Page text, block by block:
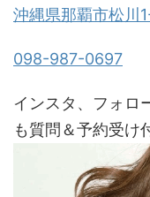
沖縄県那覇市松川
098-987-0697
インスタ、フォロ
も質問＆予約受け